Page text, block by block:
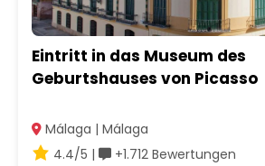
Eintritt in das Museum des
Geburtshauses von Picasso
Málaga | Málaga
4.4/5 |
+1.712 Bewertungen